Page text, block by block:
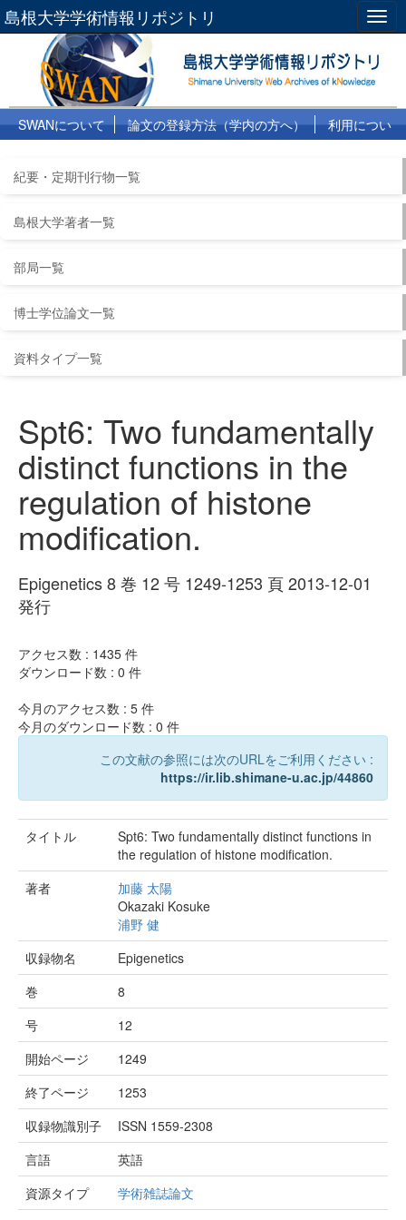
島根大学学術情報リポジトリ
SWANについて 論文の登録方法（学内の方へ）
利用につい
紀要・定期刊行物一覧
島根大学著者一覧
部局一覧
博士学位論文一覧
資料タイプ一覧
Spt6: Two fundamentally
distinct functions in the
regulation of histone
modification.
Epigenetics 8 巻 12 号 1249-1253 頁 2013-12-01
発行
アクセス数 : 1435 件
ダウンロード数 : 0 件
今月のアクセス数 : 5 件
今月のダウンロード数 : 0 件
この文献の参照には次のURLをご利用ください :
https://ir.lib.shimane-u.ac.jp/44860
タイトル
Spt6: Two fundamentally distinct functions in
the regulation of histone modification.
著者
加藤 太陽
Okazaki Kosuke
浦野 健
収録物名
Epigenetics
巻
8
号
12
開始ページ
1249
終了ページ
1253
収録物識別子
ISSN 1559-2308
言語
英語
資源タイプ
学術雑誌論文